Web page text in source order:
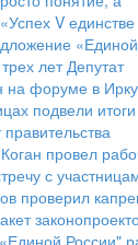
V единстве
«Единой
лет Депутат
на форуме в
подвели
провел
с
проверил